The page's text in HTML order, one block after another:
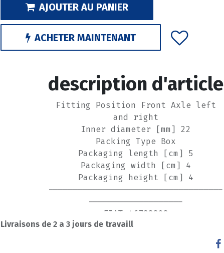
AJOUTER AU PANIER
ACHETER MAINTENANT
description d'article
Fitting Position Front Axle left
and right
Inner diameter [mm] 22
Packing Type Box
Packaging length [cm] 5
Packaging width [cm] 4
Packaging height [cm] 4
-----------------------------------
-------------------
FIAT 46738808
BORG & BECK BSK7125K
Livraisons de 2 a 3 jours de travaill